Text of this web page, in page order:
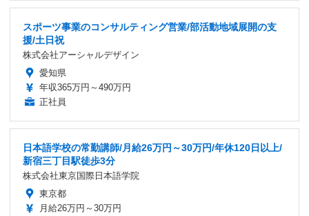
スポーツ事業のコンサルティング営業/部活動地域展開の支
援/土日祝
株式会社アーシャルデザイン
愛知県
年収365万円～490万円
正社員
日本語学校の常勤講師/月給26万円～30万円/年休120日以上/
新宿三丁目駅徒歩3分
株式会社東京国際日本語学院
東京都
月給26万円～30万円